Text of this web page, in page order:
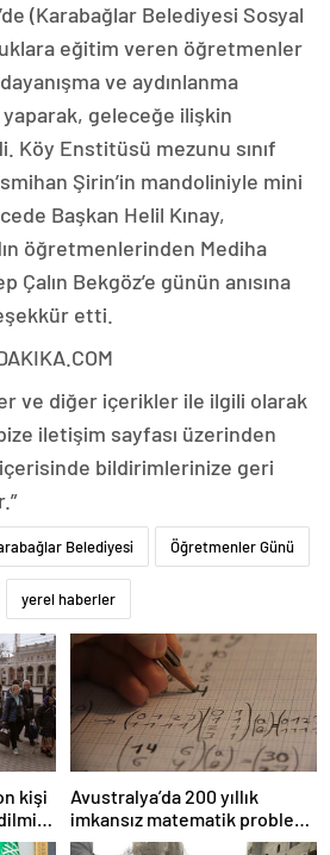
(Karabağlar Belediyesi Sosyal
eğitim veren öğretmenler
ve aydınlanma
geleceğe ilişkin
Köy Enstitüsü mezunu sınıf
Şirin’in mandoliniyle mini
Başkan Helil Kınay,
öğretmenlerinden Mediha
Çalın Bekgöz’e günün anısına
etti.
ve diğer içerikler ile ilgili olarak
iletişim sayfası üzerinden
bildirimlerinize geri
Belediyesi Öğretmenler Günü
yerel haberler
kişi
Avustralya’da 200 yıllık
imkansız matematik problemi
çözüldü